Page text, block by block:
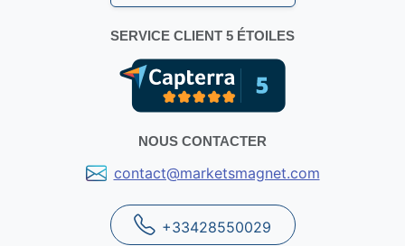
SERVICE CLIENT 5 ÉTOILES
NOUS CONTACTER
contact@marketsmagnet.com
+33428550029